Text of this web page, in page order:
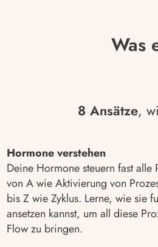
Was
8 Ansätze,
Hormone verstehen
Deine Hormone steuern fast
von A wie Aktivierung von
bis Z wie Zyklus. Lerne, wie sie
ansetzen kannst, um all diese
Flow zu bringen.